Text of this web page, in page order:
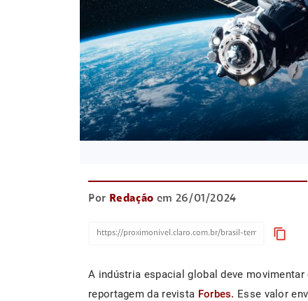
Por Redação em 26/01/2024
content_copy
A indústria espacial global deve
reportagem da revista Forbes. Esse valor